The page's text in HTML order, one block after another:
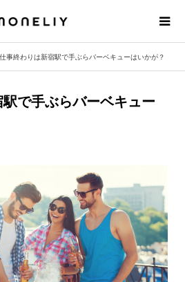
仕事終わりは新宿駅で手ぶらバーベキューはいかが？
で手ぶらバーベキュー